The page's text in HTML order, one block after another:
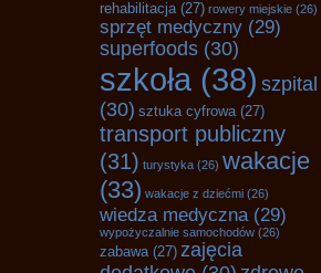
rehabilitacja(27) rowery miejskie (26)
sprzęt medyczny (29)
superfoods (30)
szkoła (38) szpital
(30) sztuka cyfrowa(27)
transport publiczny
(31) turystyka (26) wakacje
(33) wakacje z dziećmi (26)
wiedza medyczna (29)
wypożyczalnie samochodów (26)
zabawa(27) zajęcia